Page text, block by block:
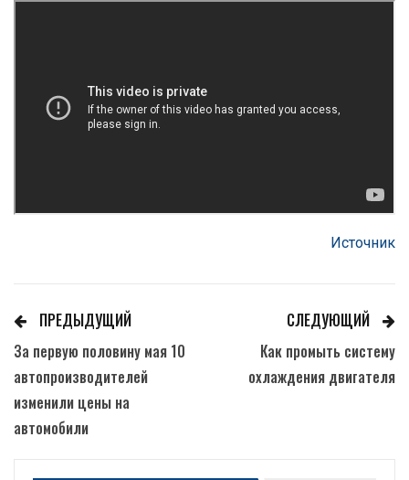
Источник
ПРЕДЫДУЩИЙ
За первую половину мая 10
автопроизводителей
изменили цены на
автомобили
СЛЕДУЮЩИЙ
Как промыть систему
охлаждения двигателя